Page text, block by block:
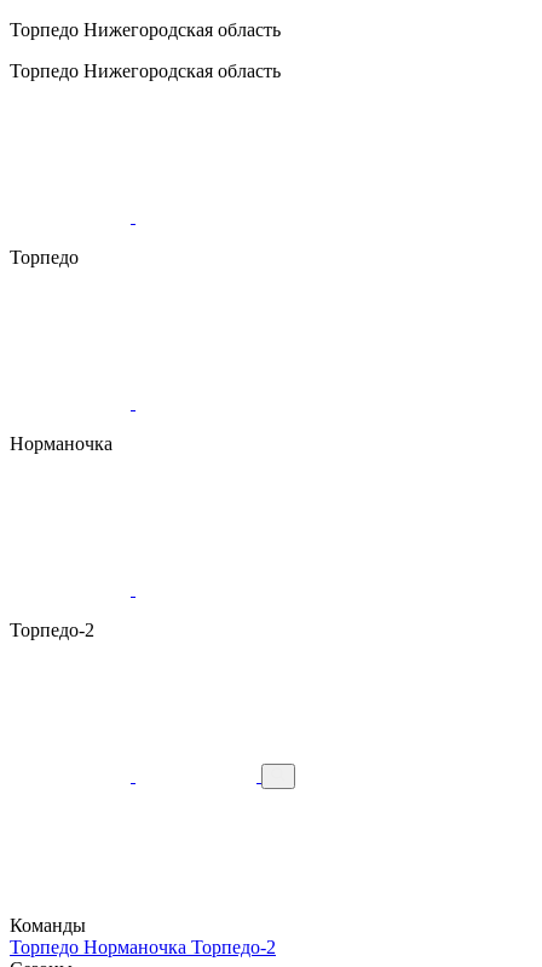
Торпедо Нижегородская область
Торпедо Нижегородская область
Торпедо
Норманочка
Торпедо-2
Команды
Торпедо Норманочка Торпедо-2